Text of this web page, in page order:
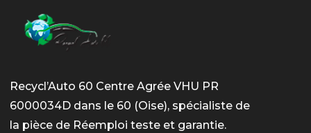
Recycl’Auto 60 Centre Agrée VHU PR
6000034D dans le 60 (Oise), spécialiste de
la pièce de Réemploi teste et garantie.